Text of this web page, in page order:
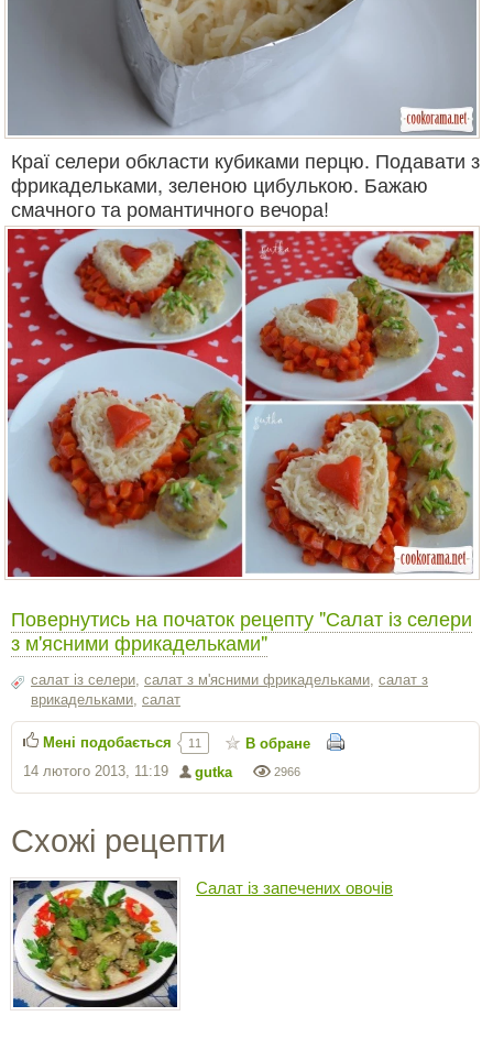
Краї селери обкласти кубиками перцю. Подавати з
фрикадельками, зеленою цибулькою. Бажаю
смачного та романтичного вечора!
Повернутись на початок рецепту "Салат із селери
з м'ясними фрикадельками"
салат із селери, салат з м'ясними фрикадельками, салат з
врикадельками, салат
2966
gutka
14 лютого 2013, 11:19
Мені подобається 11 В обране
Схожі рецепти
Салат із запечених овочів